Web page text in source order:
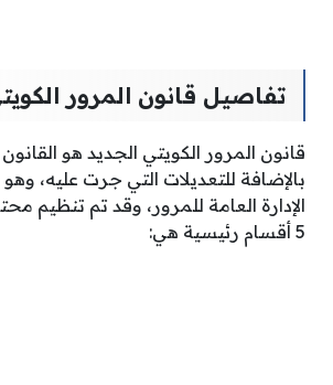
تفاصيل قانون المرور
بالإضافة للتعديلات التي جرت عليه،
الإدارة العامة للمرور، وقد تم تنظيم
5 أقسام رئيسية هي: